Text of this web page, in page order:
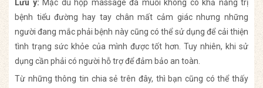
Lưu ý: Mặc dù hộp massage đá muối không có khả năng trị
bệnh tiểu đường hay tay chân mất cảm giác nhưng những
người đang mắc phải bệnh này cũng có thể sử dụng để cải thiện
tình trạng sức khỏe của mình được tốt hơn. Tuy nhiên, khi sử
dụng cần phải có người hỗ trợ để đảm bảo an toàn.
Từ những thông tin chia sẻ trên đây, thì bạn cũng có thể thấy